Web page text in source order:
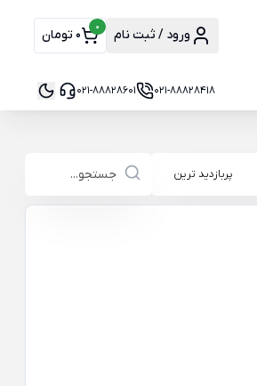
ورود / ثبت نام 0 0 تومان
021-88828418
021-88828601
پربازدید ترین